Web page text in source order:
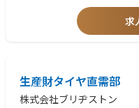
■入社後の業務習得イメージ
入社後は小売電力事業への理
ます。業務はマニュアル化し
コミュニケーションツールとし
チャットで確認・相談すること
マネジメント経験（店長・ス
あり、本部からの指示を落と
造化して仕組み化・BPRを推
ール経験：ただ上から指示を
を理解した上で交渉し、相手
た経験（Win-Winの関係を構築
求
生産財タイヤ直需部 （
株式会社ブリヂストン